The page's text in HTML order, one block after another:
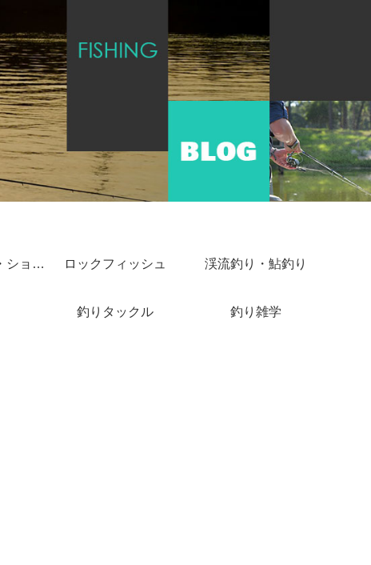
ショアジギング・ショアキャスティング ロックフィッシュ 渓流釣り・鮎釣り
釣りタックル 釣り雑学